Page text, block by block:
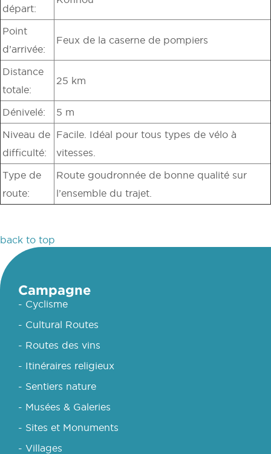
départ:
Point
d’arrivée:
Feux de la caserne de pompiers
Distance
totale:
25 km
Dénivelé: 5 m
Niveau de
difficulté:
Facile. Idéal pour tous types de vélo à
vitesses.
Type de
route:
Route goudronnée de bonne qualité sur
l’ensemble du trajet.
back to top
Campagne
- Cyclisme
- Cultural Routes
- Routes des vins
- Itinéraires religieux
- Sentiers nature
- Musées & Galeries
- Sites et Monuments
- Villages